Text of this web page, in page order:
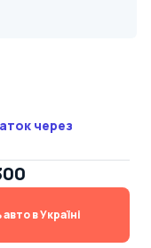
через
в Україні